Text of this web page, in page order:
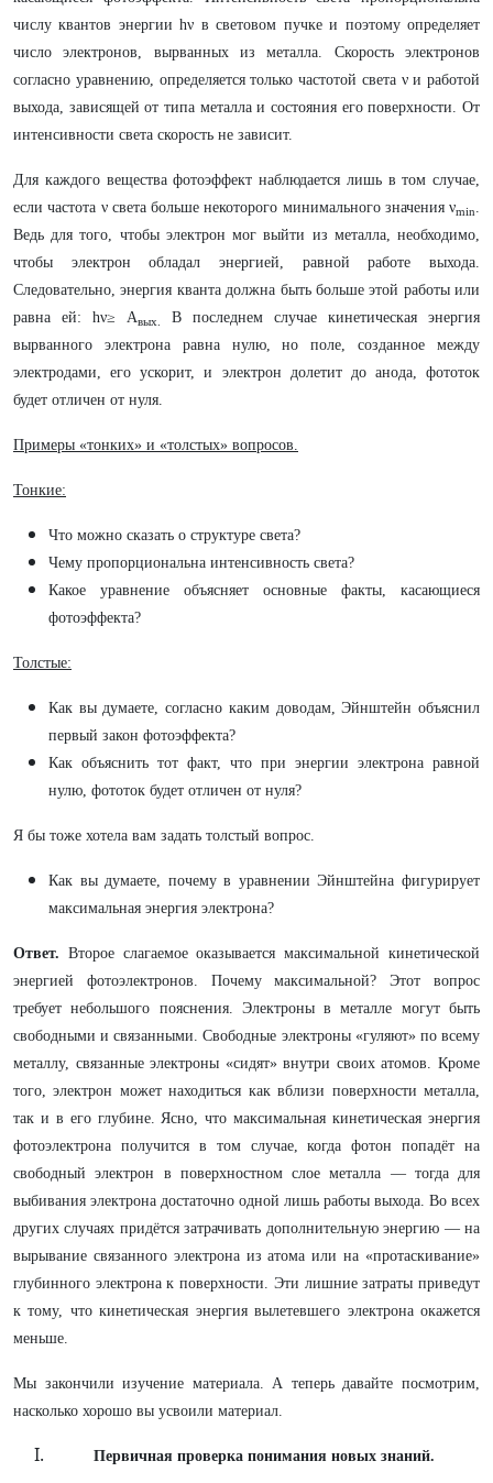
числу квантов энергии hν в световом пучке и поэтому определяет
число электронов, вырванных из металла. Скорость электронов
согласно уравнению, определяется только частотой света ν и работой
выхода, зависящей от типа металла и состояния его поверхности. От
интенсивности света скорость не зависит.
Для каждого вещества фотоэффект наблюдается лишь в том случае,
если частота ν света больше некоторого минимального значения νmin.
Ведь для того, чтобы электрон мог выйти из металла, необходимо,
чтобы электрон обладал энергией, равной работе выхода.
Следовательно, энергия кванта должна быть больше этой работы или
равна ей: hν≥ Авых. В последнем случае кинетическая энергия
вырванного электрона равна нулю, но поле, созданное между
электродами, его ускорит, и электрон долетит до анода, фототок
будет отличен от нуля.
Примеры «тонких» и «толстых» вопросов.
Тонкие:
Что можно сказать о структуре света?
Чему пропорциональна интенсивность света?
Какое уравнение объясняет основные факты, касающиеся
фотоэффекта?
Толстые:
Как вы думаете, согласно каким доводам, Эйнштейн объяснил
первый закон фотоэффекта?
Как объяснить тот факт, что при энергии электрона равной
нулю, фототок будет отличен от нуля?
Я бы тоже хотела вам задать толстый вопрос.
Как вы думаете, почему в уравнении Эйнштейна фигурирует
максимальная энергия электрона?
Ответ. Второе слагаемое оказывается максимальной кинетической
энергией фотоэлектронов. Почему максимальной? Этот вопрос
требует небольшого пояснения. Электроны в металле могут быть
свободными и связанными. Свободные электроны «гуляют» по всему
металлу, связанные электроны «сидят» внутри своих атомов. Кроме
того, электрон может находиться как вблизи поверхности металла,
так и в его глубине. Ясно, что максимальная кинетическая энергия
фотоэлектрона получится в том случае, когда фотон попадёт на
свободный электрон в поверхностном слое металла — тогда для
выбивания электрона достаточно одной лишь работы выхода. Во всех
других случаях придётся затрачивать дополнительную энергию — на
вырывание связанного электрона из атома или на «протаскивание»
глубинного электрона к поверхности. Эти лишние затраты приведут
к тому, что кинетическая энергия вылетевшего электрона окажется
меньше.
Мы закончили изучение материала. А теперь давайте посмотрим,
насколько хорошо вы усвоили материал.
Первичная проверка понимания новых знаний.